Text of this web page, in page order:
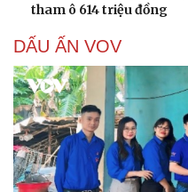
tham ô 614 triệu đồng
DẤU ẤN VOV